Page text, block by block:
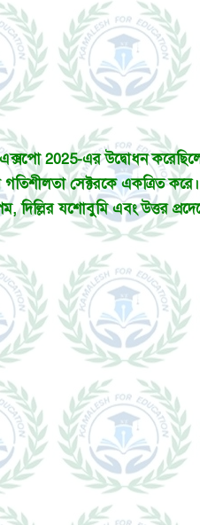
2025-এর উদ্বোধন
সেক্টরকে একত্রিত
যশোবুমি এবং উত্তর